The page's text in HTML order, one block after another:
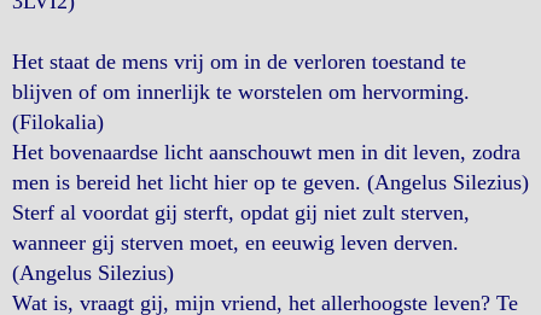
Het staat de mens vrij om in de verloren toestand te
blijven of om innerlijk te worstelen om hervorming.
(Filokalia)
Het bovenaardse licht aanschouwt men in dit leven, zodra
men is bereid het licht hier op te geven. (Angelus Silezius)
Sterf al voordat gij sterft, opdat gij niet zult sterven,
wanneer gij sterven moet, en eeuwig leven derven.
(Angelus Silezius)
Wat is, vraagt gij, mijn vriend, het allerhoogste leven? Te